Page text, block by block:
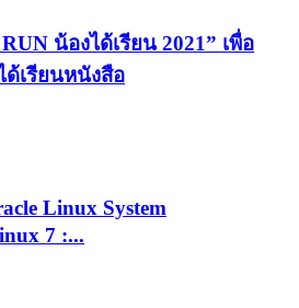
น้องได้เรียน 2021” เพื่อ
ด้เรียนหนังสือ
Linux System
7 :...